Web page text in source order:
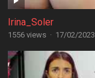
Irina_Soler
1556 views · 17/02/2023